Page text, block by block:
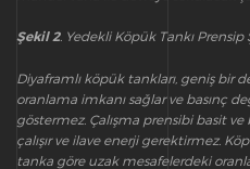
Şekil 2. Yedekli Köpük Tankı Prensip
Diyaframlı köpük tankları, geniş bir
oranlama imkanı sağlar ve basınç
göstermez. Çalışma prensibi basit ve
çalışır ve ilave enerji gerektirmez.
tanka göre uzak mesafelerdeki